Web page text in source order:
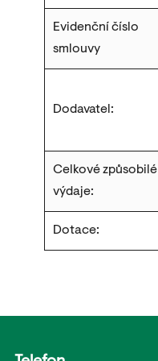
Evidenční číslo
smlouvy
Dodavatel:
Celkové způsobilé
výdaje:
Dotace: